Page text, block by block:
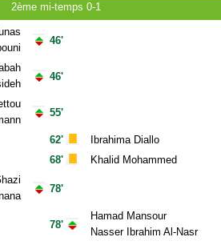
2ème mi-temps 0-1
46'
46'
55'
62'
68'
78'
78'
Ibrahima Diallo
Khalid Mohammed
Hamad Mansour
Nasser Ibrahim Al-Nasr